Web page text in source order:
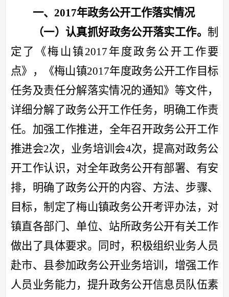
一、 2017年政务公开工作落实情况
（一）认真抓好政务公开落实工作。 制
定 了《梅山镇2017年度政务公开工作要
点》，《梅山镇2017年度政务公开工作目标
任务及责任分解落实情况的通知》 等文件，
详细分解了政务公开工作任务，明确工作责
任。加强工作推进，全年召开政务公开工作
推进会2次， 业务培训会4次，提高对政务公
开工作认识， 对全年政务公开有部署、有安
排，明确了政务公开的内容、方法、步骤、
目标，制定了梅山镇政务公开考评办法，对
镇直各部门、单位、站所政务公开有关工作
做出了具体要求。同时，积极组织业务人员
赴市、县参加政务公开业务培训， 增强工作
人员业务能力， 提升政务公开信息员队伍素